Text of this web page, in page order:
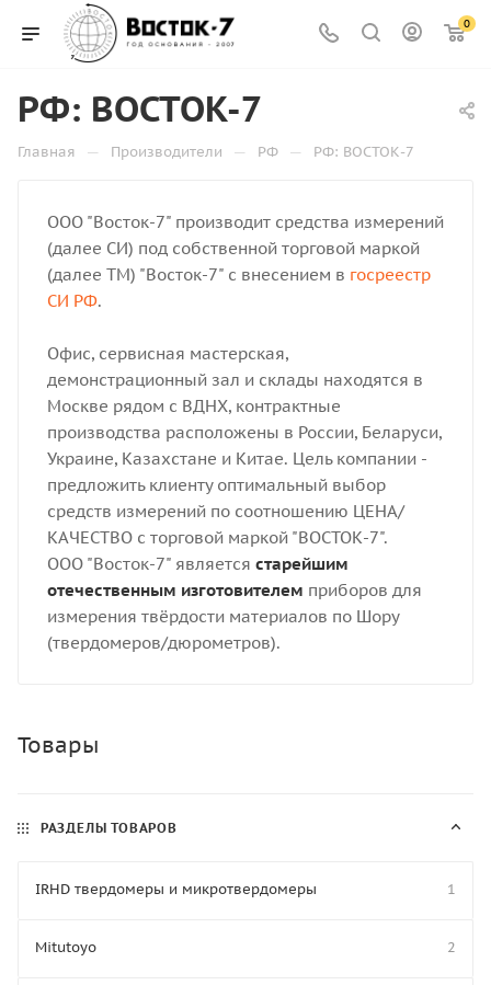
0
РФ: ВОСТОК-7
Главная — Производители — РФ — РФ: ВОСТОК-7
ООО "Восток-7" производит средства измерений
(далее СИ) под собственной торговой маркой
(далее ТМ) "Восток-7" с внесением в госреестр
СИ РФ.
Офис, сервисная мастерская,
демонстрационный зал и склады находятся в
Москве рядом с ВДНХ, контрактные
производства расположены в России, Беларуси,
Украине, Казахстане и Китае. Цель компании -
предложить клиенту оптимальный выбор
средств измерений по соотношению ЦЕНА/
КАЧЕСТВО с торговой маркой "ВОСТОК-7".
ООО "Восток-7" является старейшим
отечественным изготовителем приборов для
измерения твёрдости материалов по Шору
(твердомеров/дюрометров).
Товары
РАЗДЕЛЫ ТОВАРОВ
IRHD твердомеры и микротвердомеры 1
Mitutoyo 2